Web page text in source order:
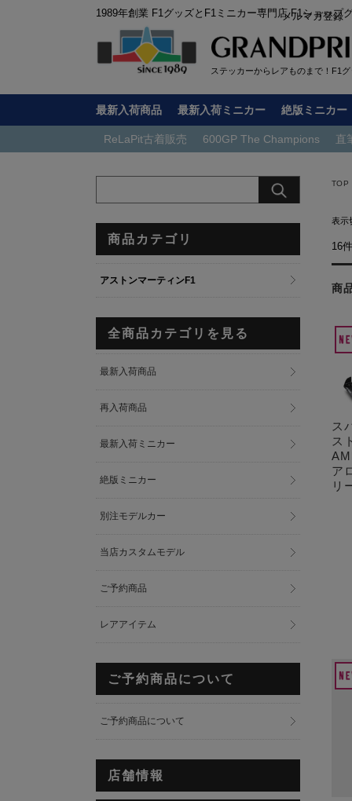
1989年創業 F1グッズとF1ミニカー専門店 F1ショップ
ステッカーからレアものまで！F1
メルマガ登録
最新入荷商品 最新入荷ミニカー 絶版ミニカー
ReLaPit古着販売 600GP The Champions 直
TOP
表示
16
商
ス
ス
ア
リ
商品カテゴリ
アストンマーティンF1
全商品カテゴリを見る
最新入荷商品
再入荷商品
最新入荷ミニカー
絶版ミニカー
別注モデルカー
当店カスタムモデル
ご予約商品
レアアイテム
ご予約商品について
ご予約商品について
店舗情報